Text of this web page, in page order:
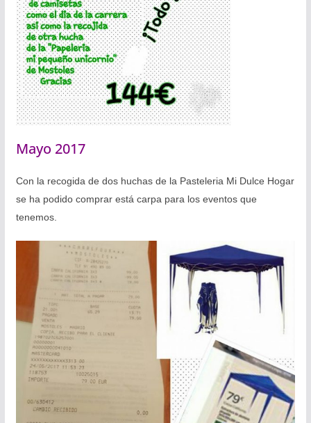
Mayo 2017
Con la recogida de dos huchas de la Pasteleria Mi Dulce Hogar
se ha podido comprar está carpa para los eventos que
tenemos.